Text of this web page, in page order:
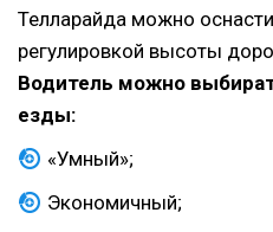
Телларайда можно
регулировкой высоты
Водитель можно
езды:
«Умный»;
Экономичный;